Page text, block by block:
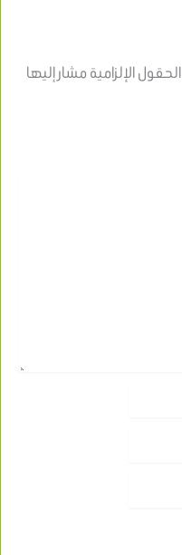
الحقول الإلزامية مشار إليها